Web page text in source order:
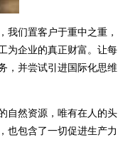
我们置客户于重中之重，
为企业的真正财富。让每
，并尝试引进国际化思维
自然资源，唯有在人的头
也包含了一切促进生产力